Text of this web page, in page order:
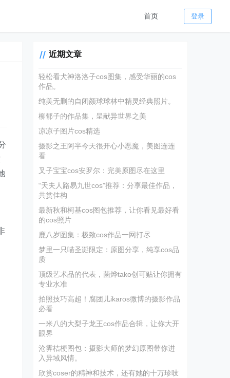
首页 登录
近期文章
轻松看犬神洛洛子cos图集，感受华丽的cos
作品。
纯美无删的自闭颜球球林中精灵经典照片。
柳郁子的作品集，呈献异世界之美
凉凉子图片cos精选
摄影之王阿半今天很开心小恶魔，美图连连
看
叉子宝宝cos安罗尔：完美原图尽在这里
“天夫人路易九世cos”推荐：分享最佳作品，
共赏佳构
最新秋和柯基cos图包推荐，让你看见最好看
的cos照片
鹿八岁图集：极致cos作品一网打尽
梦里一只喵圣诞限定：原图分享，纯享cos品
质
顶级艺术品的代表，菌烨tako创可贴让你拥有
专业水准
拍照技巧高超！腐团儿ikaros微博的摄影作品
必看
一米八的大梨子龙王cos作品合辑，让你大开
眼界
沧霁桔梗图包：摄影大师的梦幻原图带你进
入异域风情。
欣赏coser的精神和技术，还有她的十万珍吱